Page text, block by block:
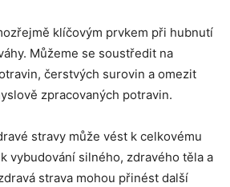
klíčovým prvkem při hubnutí
Můžeme se soustředit na
čerstvých surovin a omezit
zpracovaných potravin.
stravy může vést k celkovému
vybudování silného, zdravého těla a
strava mohou přinést další